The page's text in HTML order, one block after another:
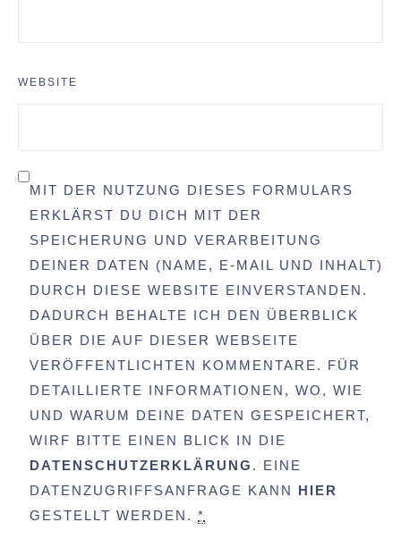
WEBSITE
MIT DER NUTZUNG DIESES FORMULARS
ERKLÄRST DU DICH MIT DER
SPEICHERUNG UND VERARBEITUNG
DEINER DATEN (NAME, E-MAIL UND INHALT)
DURCH DIESE WEBSITE EINVERSTANDEN.
DADURCH BEHALTE ICH DEN ÜBERBLICK
ÜBER DIE AUF DIESER WEBSEITE
VERÖFFENTLICHTEN KOMMENTARE. FÜR
DETAILLIERTE INFORMATIONEN, WO, WIE
UND WARUM DEINE DATEN GESPEICHERT,
WIRF BITTE EINEN BLICK IN DIE
DATENSCHUTZERKLÄRUNG . EINE
DATENZUGRIFFSANFRAGE KANN HIER
GESTELLT WERDEN. *